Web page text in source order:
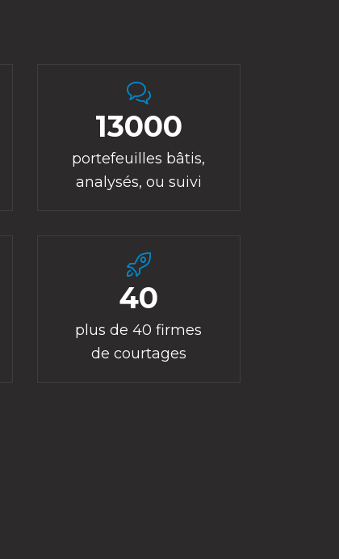
13000
portefeuilles bâtis,
analysés, ou suivi
40
plus de 40 firmes
de courtages